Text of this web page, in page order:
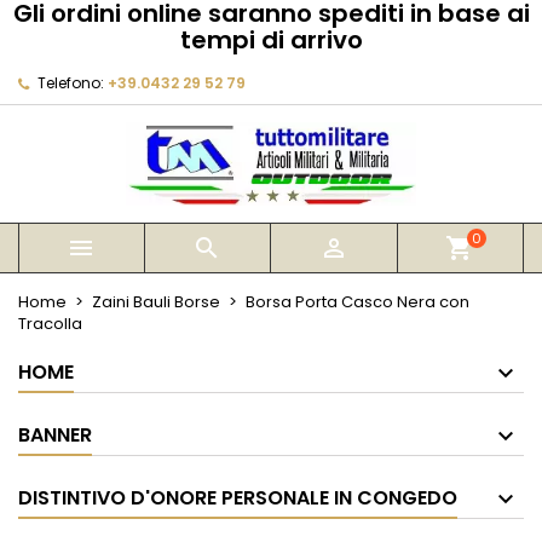
Gli ordini online saranno spediti in base ai
tempi di arrivo
Telefono: +39.0432 29 52 79
   shopping_cart0
Home Zaini Bauli Borse
Borsa Porta Casco Nera con
Tracolla
HOME
BANNER
DISTINTIVO D'ONORE PERSONALE IN CONGEDO
My wishlists
add_circle_outline Create new list
Crea lista dei desideri
Annulla Crea lista dei desideri
Devi avere effettuato l'accesso per salvare dei
prodotti nella tua lista dei desideri.
Annulla